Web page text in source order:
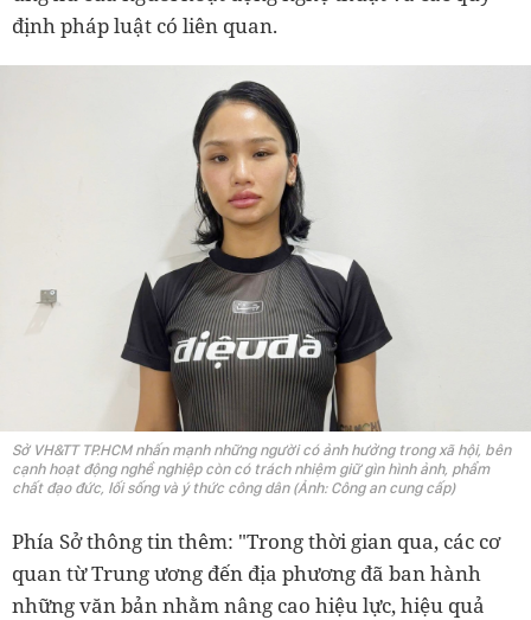
định pháp luật có liên quan.
Sở VH&TT TP.HCM nhấn mạnh những người có ảnh hưởng trong xã hội, bên
cạnh hoạt động nghề nghiệp còn có trách nhiệm giữ gìn hình ảnh, phẩm
chất đạo đức, lối sống và ý thức công dân (Ảnh: Công an cung cấp)
Phía Sở thông tin thêm: "Trong thời gian qua, các cơ
quan từ Trung ương đến địa phương đã ban hành
những văn bản nhằm nâng cao hiệu lực, hiệu quả